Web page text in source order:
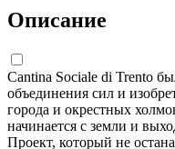
Описание
Cantina Sociale di Trento
объединения сил и
города и окрестных
начинается с земли и
Проект, который не